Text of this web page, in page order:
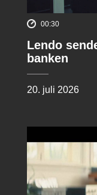
00:30
Lendo
banken
20. juli 2026